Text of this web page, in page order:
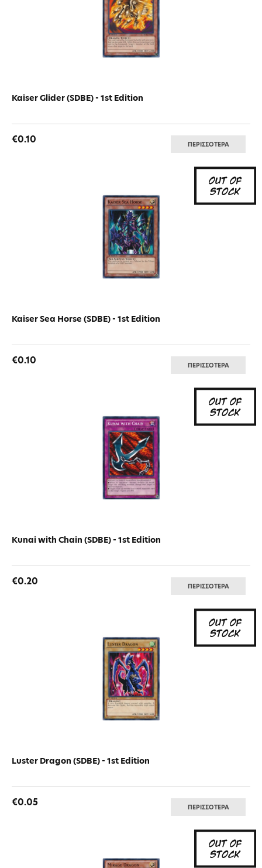
Kaiser Glider (SDBE) - 1st Edition
€0.10 ΠΕΡΙΣΣΟΤΕΡΑ
Kaiser Sea Horse (SDBE) - 1st Edition
€0.10 ΠΕΡΙΣΣΟΤΕΡΑ
Kunai with Chain (SDBE) - 1st Edition
€0.20 ΠΕΡΙΣΣΟΤΕΡΑ
Luster Dragon (SDBE) - 1st Edition
€0.05 ΠΕΡΙΣΣΟΤΕΡΑ